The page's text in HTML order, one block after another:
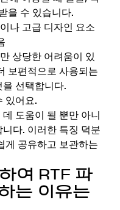
을 수 있습니다.
나 고급 디자인 요소
상당한 어려움이 있
보편적으로 사용되는
선택합니다.
있어요.
도움이 될 뿐만 아니
다. 이러한 특징 덕분
게 공유하고 보관하는
여 RTF 파
는 이유는